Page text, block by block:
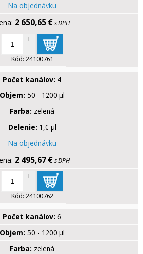
Na objednávku
2 650,65 € s DPH
+
-
Kód: 24100761
Počet kanálov: 4
Objem: 50 - 1200 µl
Farba: zelená
Delenie: 1,0 µl
Na objednávku
2 495,67 € s DPH
+
-
Kód: 24100762
Počet kanálov: 6
Objem: 50 - 1200 µl
Farba: zelená